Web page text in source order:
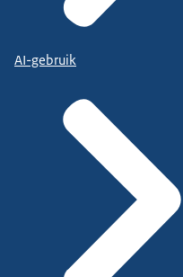
AI-gebruik